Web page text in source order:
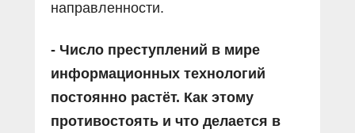
направленности.
- Число преступлений в мире
информационных технологий
постоянно растëт. Как этому
противостоять и что делается в